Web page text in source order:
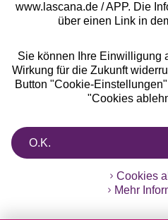
www.lascana.de / APP. Die
über einen Link in
Sie können Ihre Einwilligung
Wirkung für die Zukunft
Button "Cookie-
"Cookies
O.K.
Cookies
Mehr